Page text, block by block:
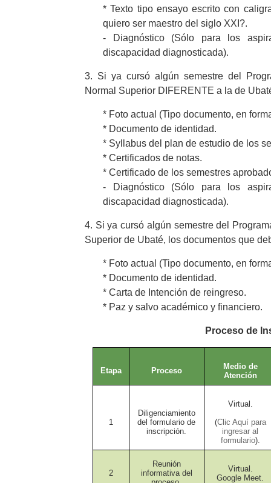
* Texto tipo ensayo escrito con
quiero ser maestro del siglo XXI?.
- Diagnóstico (Sólo para los
discapacidad diagnosticada).
3. Si ya cursó algún semestre del
Normal Superior DIFERENTE a la de
* Foto actual (Tipo documento, en
* Documento de identidad.
* Syllabus del plan de estudio de los
* Certificados de notas.
* Certificado de los semestres
- Diagnóstico (Sólo para los
discapacidad diagnosticada).
4. Si ya cursó algún semestre del
Superior de Ubaté, los documentos que
* Foto actual (Tipo documento, en
* Documento de identidad.
* Carta de Intención de reingreso.
* Paz y salvo académico y financiero.
Proceso de
Etapa Proceso
Medio de
Atención
1
Diligenciamiento
del formulario de
inscripción.
Virtual.
(Clic Aquí para
ingresar al
formulario).
2
Reunión
informativa del
Virtual.
Google Meet.